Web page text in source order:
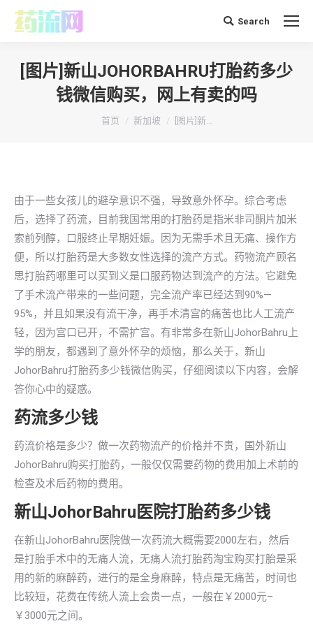
搜 Search
[图片]新山JOHORBAHRU打胎药多少
钱微信购买，网上有卖的吗
你在这里：
首页 新加坡 [图片]新…
由于一些女孩儿的避孕意识不强，导致意外怀孕。综合考虑
后，选择了药流，目前我国常用的打胎药是指米非司酮片加米
索前列醇，口服终止早期妊娠。因为无需手术且无痛、操作方
便，所以打胎药是大多数女性选择的流产方式。药物流产顾名
思打胎药哪里可以买到义是口服药物达到流产的方法。它避免
了手术流产带来的一些问题，完全流产率已经达到90%—
95%，并且如果没有流干净，再手术清宫的痛苦也比人工流产
轻，因为宫口已开，不需扩宫。有非常多在新山JohorBahru上
学的朋友，都遇到了意外怀孕的烦恼，那么关于，新山
JohorBahru打胎药多少钱微信购买，仔细阅读以下内容，会解
答你心中的疑惑。
药流多少钱
药流价格是多少？做一次药物流产的价格并不贵，国外新山
JohorBahru购买打胎药，一般仅仅需要药物的费用加上术前的
检查及术后药物的费用。
新山JohorBahru医院打胎药多少钱
在新山JohorBahru医院做一次药流大概需要2000左右，然后
是打胎手术中的无痛人流，无痛人流打胎药淘宝购买打胎是采
用的新的麻醉药，进行的是全身麻醉，特点是无痛苦，时间也
比较短，花费在传统人流上会贵一点，一般在￥2000元–
￥3000元之间。